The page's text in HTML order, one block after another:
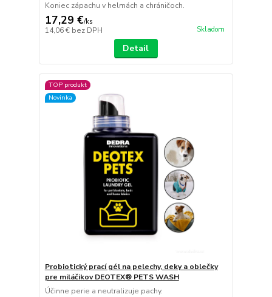
Koniec zápachu v helmách a chráničoch.
17,29 €/ks
14,06 € bez DPH Skladom
Detail
TOP produkt
Novinka
Probiotický prací gél na pelechy, deky a oblečky
pre miláčikov DEOTEX® PETS WASH
Účinne perie a neutralizuje pachy.